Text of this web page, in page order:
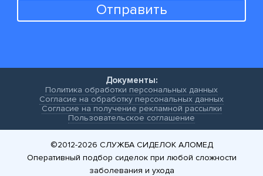
Отправить
Документы:
Политика обработки персональных данных
Согласие на обработку персональных данных
Согласие на получение рекламной рассылки
Пользовательское соглашение
©2012-2026 СЛУЖБА СИДЕЛОК АЛОМЕД
Оперативный подбор сиделок при любой сложности
заболевания и ухода